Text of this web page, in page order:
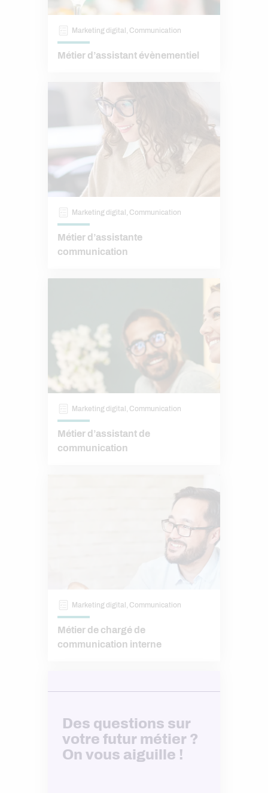
Marketing digital, Communication
Métier d’assistant évènementiel
Marketing digital, Communication
Métier d’assistante
communication
Marketing digital, Communication
Métier d’assistant de
communication
Marketing digital, Communication
Métier de chargé de
communication interne
Des questions sur
votre futur métier ?
On vous aiguille !